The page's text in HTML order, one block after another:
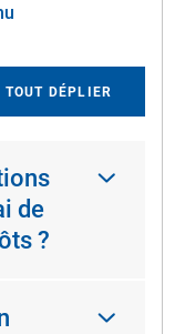
TOUT DÉPLIER
de
?